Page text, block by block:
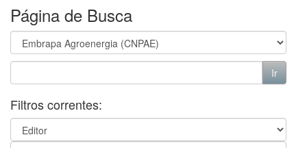
Página de Busca
Filtros correntes: